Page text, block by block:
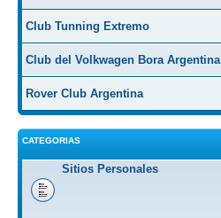
Club Tunning Extremo
Club del Volkwagen Bora Argentina
Rover Club Argentina
CATEGORIAS
Sitios Personales